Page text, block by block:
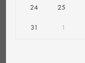
24 25
31 1